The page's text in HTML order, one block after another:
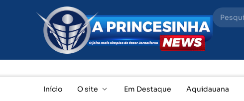
ÚLTIMAS
Início O site Em Destaque Aquidauana